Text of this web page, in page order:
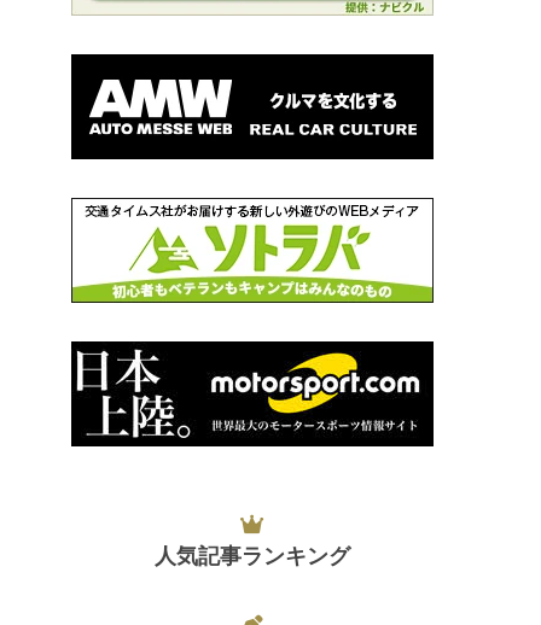
人気記事ランキング